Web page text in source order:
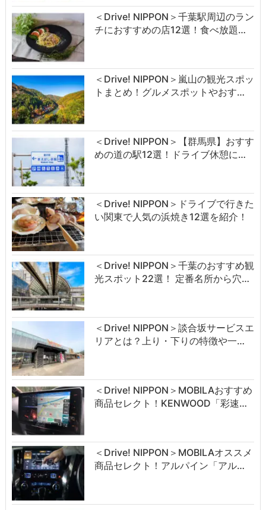
＜Drive! NIPPON＞千葉駅周辺のラン
チにおすすめの店12選！食べ放題…
＜Drive! NIPPON＞嵐山の観光スポッ
トまとめ！グルメスポットやおす…
＜Drive! NIPPON＞【群馬県】おすす
めの道の駅12選！ドライブ休憩に…
＜Drive! NIPPON＞ドライブで行きた
い関東で人気の浜焼き12選を紹介！
＜Drive! NIPPON＞千葉のおすすめ観
光スポット22選！ 定番名所から穴…
＜Drive! NIPPON＞談合坂サービスエ
リアとは？上り・下りの特徴や一…
＜Drive! NIPPON＞MOBILAおすすめ
商品セレクト！KENWOOD「彩速…
＜Drive! NIPPON＞MOBILAオススメ
商品セレクト！アルパイン「アル…